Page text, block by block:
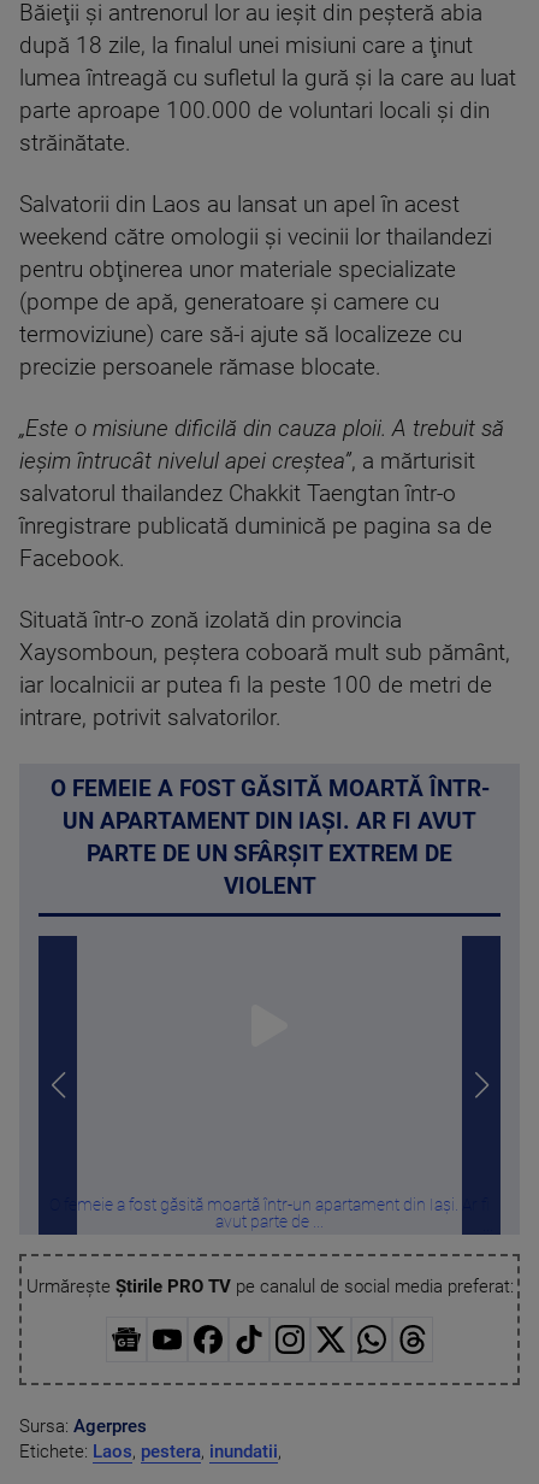
Băieţii şi antrenorul lor au ieşit din peşteră abia
după 18 zile, la finalul unei misiuni care a ţinut
lumea întreagă cu sufletul la gură şi la care au luat
parte aproape 100.000 de voluntari locali şi din
străinătate.
Salvatorii din Laos au lansat un apel în acest
weekend către omologii şi vecinii lor thailandezi
pentru obţinerea unor materiale specializate
(pompe de apă, generatoare şi camere cu
termoviziune) care să-i ajute să localizeze cu
precizie persoanele rămase blocate.
„Este o misiune dificilă din cauza ploii. A trebuit să
ieşim întrucât nivelul apei creştea”, a mărturisit
salvatorul thailandez Chakkit Taengtan într-o
înregistrare publicată duminică pe pagina sa de
Facebook.
Situată într-o zonă izolată din provincia
Xaysomboun, peştera coboară mult sub pământ,
iar localnicii ar putea fi la peste 100 de metri de
intrare, potrivit salvatorilor.
O FEMEIE A FOST GĂSITĂ MOARTĂ ÎNTR-
UN APARTAMENT DIN IAȘI. AR FI AVUT
PARTE DE UN SFÂRȘIT EXTREM DE
VIOLENT
O femeie a fost găsită moartă într-un apartament din Iași. Ar fi
avut parte de ...
Urmărește Știrile PRO TVpe canalul de social media preferat:
Sursa: Agerpres
Etichete: Laos, pestera, inundatii,